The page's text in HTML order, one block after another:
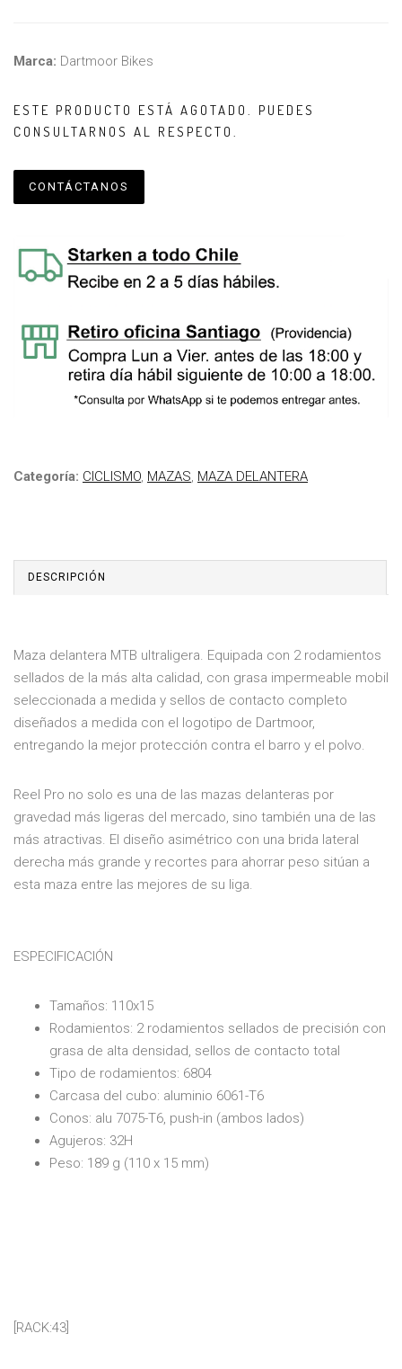
Marca: Dartmoor Bikes
ESTE PRODUCTO ESTÁ AGOTADO. PUEDES
CONSULTARNOS AL RESPECTO.
CONTÁCTANOS
Categoría: CICLISMO, MAZAS, MAZA DELANTERA
DESCRIPCIÓN
Maza delantera MTB ultraligera. Equipada con 2 rodamientos
sellados de la más alta calidad, con grasa impermeable mobil
seleccionada a medida y sellos de contacto completo
diseñados a medida con el logotipo de Dartmoor,
entregando la mejor protección contra el barro y el polvo.
Reel Pro no solo es una de las mazas delanteras por
gravedad más ligeras del mercado, sino también una de las
más atractivas. El diseño asimétrico con una brida lateral
derecha más grande y recortes para ahorrar peso sitúan a
esta maza entre las mejores de su liga.
ESPECIFICACIÓN
Tamaños: 110x15
Rodamientos: 2 rodamientos sellados de precisión con
grasa de alta densidad, sellos de contacto total
Tipo de rodamientos: 6804
Carcasa del cubo: aluminio 6061-T6
Conos: alu 7075-T6, push-in (ambos lados)
Agujeros: 32H
Peso: 189 g (110 x 15 mm)
[RACK:43]